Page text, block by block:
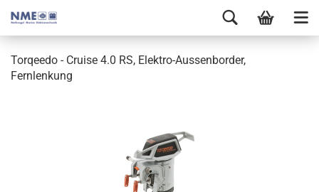
Torqeedo - Cruise 4.0 RS, Elektro-Aussenborder,
Fernlenkung